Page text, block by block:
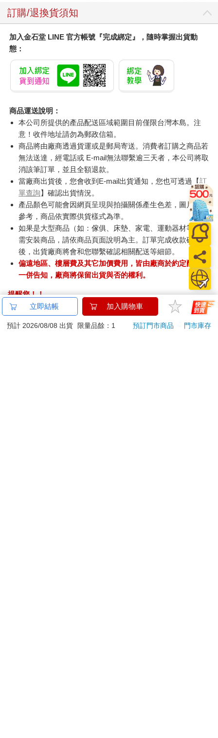
訂購/退換貨須知
加入金石堂 LINE 官方帳號『完成綁定』，隨時掌握出貨動
態：
商品運送說明：
本公司所提供的產品配送區域範圍目前僅限台灣本島。注
意！收件地址請勿為郵政信箱。
商品將由廠商透過貨運或是郵局寄送。消費者訂購之商品若
無法送達，經電話或 E-mail無法聯繫逾三天者，本公司將取
消該筆訂單，並且全額退款。
當廠商出貨後，您會收到E-mail出貨通知，您也可透過【訂
單查詢】確認出貨情況。
產品顏色可能會因網頁呈現與拍攝關係產生色差，圖片僅供
參考，商品依實際供貨樣式為準。
如果是大型商品（如：傢俱、床墊、家電、運動器材等）及
需安裝商品，請依商品頁面說明為主。訂單完成收款確認
後，出貨廠商將會和您聯繫確認相關配送等細節。
偏遠地區、樓層費及其它加價費用，皆由廠商於約定配送時
一併告知，廠商將保留出貨與否的權利。
提醒您！！
金石堂及銀行均不會請您操作ATM! 如接獲電話要求您前往
ATM提款機，請不要聽從指示，以免受騙上當！
立即結帳 加入購物車
預計 2026/08/08 出貨 限量品餘：1 預訂門市商品 門市庫存